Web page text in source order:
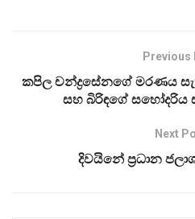
Previous
කපිල චන්ද්‍රසේනගේ මරණය
සහ බිරිඳගේ සහෝදරිය
Next
දිවයිනේ ප්‍රධාන